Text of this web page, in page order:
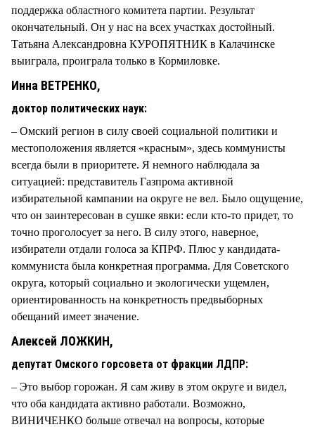
поддержка областного комитета партии. Результат
окончательный. Он у нас на всех участках достойный.
Татьяна Александровна КУРОПЯТНИК в Калачинске
выиграла, проиграла только в Кормиловке.
Инна ВЕТРЕНКО,
доктор политических наук:
– Омский регион в силу своей социальной политики и
местоположения является «красным», здесь коммунисты
всегда были в приоритете. Я немного наблюдала за
ситуацией: представитель Газпрома активной
избирательной кампании на округе не вел. Было ощущение,
что он заинтересован в сушке явки: если кто-то придет, то
точно проголосует за него. В силу этого, наверное,
избиратели отдали голоса за КПРФ. Плюс у кандидата-
коммуниста была конкретная программа. Для Советского
округа, который социально и экологически ущемлен,
ориентированность на конкретность предвыборных
обещаний имеет значение.
Алексей ЛОЖКИН,
депутат Омского горсовета от фракции ЛДПР:
– Это выбор горожан. Я сам живу в этом округе и видел,
что оба кандидата активно работали. Возможно,
ВИНИЧЕНКО больше отвечал на вопросы, которые